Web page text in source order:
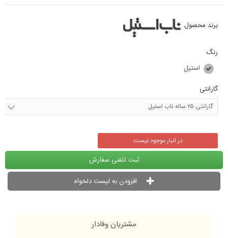
برند محصول
رنگ
استیل
گارانتی
گارانتی ۲۵ ساله ناب استیل
در انبار موجود نیست
ثبت تلفنی سفارش
افزودن به لیست دلخواه
مشتریان وفادار